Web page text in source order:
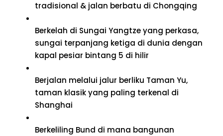
tradisional & jalan berbatu di Chongqing
Berkelah di Sungai Yangtze yang perkasa,
sungai terpanjang ketiga di dunia dengan
kapal pesiar bintang 5 di hilir
Berjalan melalui jalur berliku Taman Yu,
taman klasik yang paling terkenal di
Shanghai
Berkeliling Bund di mana bangunan